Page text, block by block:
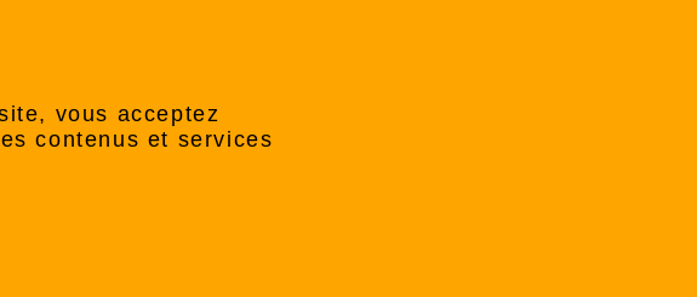
vous acceptez
contenus et services